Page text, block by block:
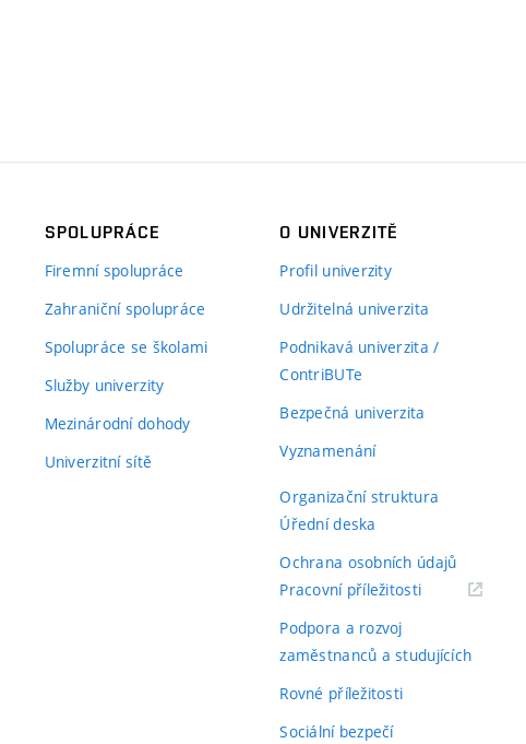
SPOLUPRÁCE
Firemní spolupráce
Zahraniční spolupráce
Spolupráce se školami
Služby univerzity
Mezinárodní dohody
Univerzitní sítě
O UNIVERZITĚ
Profil univerzity
Udržitelná univerzita
Podnikavá univerzita /
ContriBUTe
Bezpečná univerzita
Vyznamenání
Organizační struktura
Úřední deska
Ochrana osobních údajů
Pracovní příležitosti(externí
Podpora a rozvoj
zaměstnanců a studujících
Rovné příležitosti
Sociální bezpečí